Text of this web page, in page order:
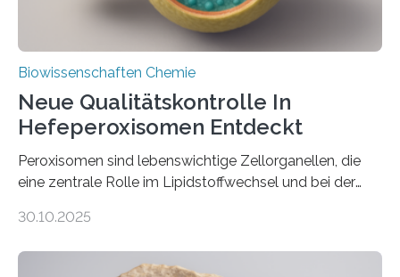
Biowissenschaften Chemie
Neue Qualitätskontrolle In
Hefeperoxisomen Entdeckt
Peroxisomen sind lebenswichtige Zellorganellen, die
eine zentrale Rolle im Lipidstoffwechsel und bei der
erfüllen können, müssen zahlreiche Enzyme präzise in
der Ruhr-Universität Bochum um Prof. Dr. Ralf Erdmann
30.10.2025